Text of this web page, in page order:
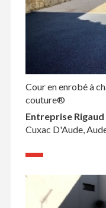
Cour en enrobé à
couture®
Entreprise Rigaud
Cuxac D'Aude,